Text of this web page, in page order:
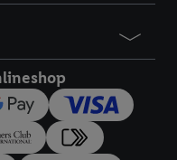
erteilen und danach ein
Ihr bestehendes Lidl
auch Ihre dort
gemeinsamer
genannten Partner